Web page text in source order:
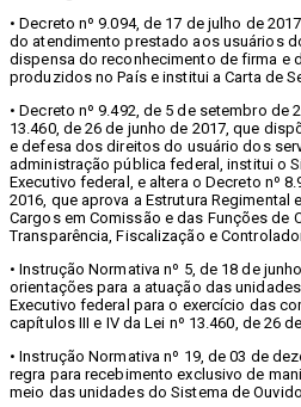
• Decreto nº 9.094, de 17 de julho de
do atendimento prestado aos usuários
dispensa do reconhecimento de firma e
produzidos no País e institui a Carta de
• Decreto nº 9.492, de 5 de setembro de
13.460, de 26 de junho de 2017, que
e defesa dos direitos do usuário dos
administração pública federal, institui o
Executivo federal, e altera o Decreto nº
2016, que aprova a Estrutura
Cargos em Comissão e das Funções de
Transparência, Fiscalização e
• Instrução Normativa nº 5, de 18 de
orientações para a atuação das
Executivo federal para o exercício das
capítulos III e IV da Lei nº 13.460, de 26
• Instrução Normativa nº 19, de 03 de
regra para recebimento exclusivo de
meio das unidades do Sistema de